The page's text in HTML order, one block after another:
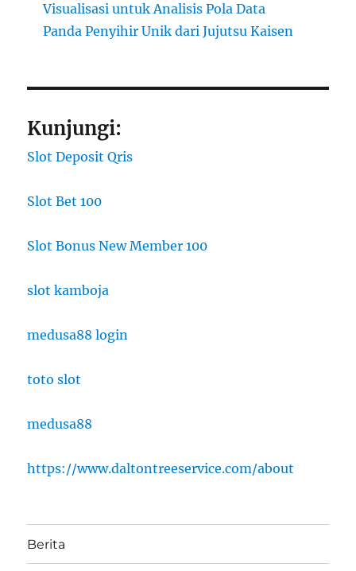
Visualisasi untuk Analisis Pola Data
Panda Penyihir Unik dari Jujutsu Kaisen
Kunjungi:
Slot Deposit Qris
Slot Bet 100
Slot Bonus New Member 100
slot kamboja
medusa88 login
toto slot
medusa88
https://www.daltontreeservice.com/about
Berita